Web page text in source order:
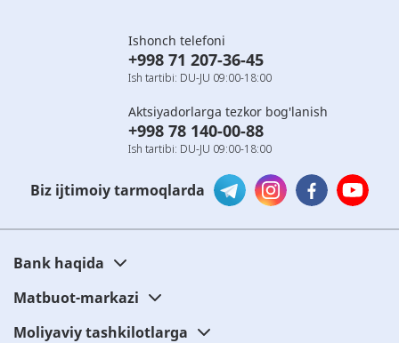
Ishonch telefoni
+998 71 207-36-45
Ish tartibi: DU-JU 09:00-18:00
Aktsiyadorlarga tezkor bog'lanish
+998 78 140-00-88
Ish tartibi: DU-JU 09:00-18:00
Biz ijtimoiy tarmoqlarda
Bank haqida
Matbuot-markazi
Moliyaviy tashkilotlarga